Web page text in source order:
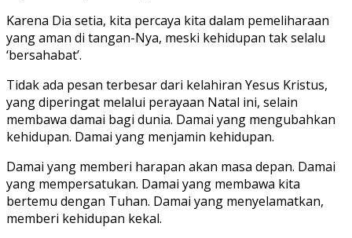
Karena Dia setia, kita percaya kita dalam pemeliharaan
yang aman di tangan-Nya, meski kehidupan tak selalu
‘bersahabat’.
Tidak ada pesan terbesar dari kelahiran Yesus Kristus,
yang diperingat melalui perayaan Natal ini, selain
membawa damai bagi dunia. Damai yang mengubahkan
kehidupan. Damai yang menjamin kehidupan.
Damai yang memberi harapan akan masa depan. Damai
yang mempersatukan. Damai yang membawa kita
bertemu dengan Tuhan. Damai yang menyelamatkan,
memberi kehidupan kekal.